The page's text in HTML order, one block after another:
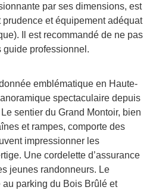
par ses dimensions, est
et équipement adéquat
Il est recommandé de ne pas
guide professionnel.
emblématique en Haute-
spectaculaire depuis
sentier du Grand Montoir, bien
et rampes, comporte des
impressionner les
Une cordelette d’assurance
jeunes randonneurs. Le
parking du Bois Brûlé et